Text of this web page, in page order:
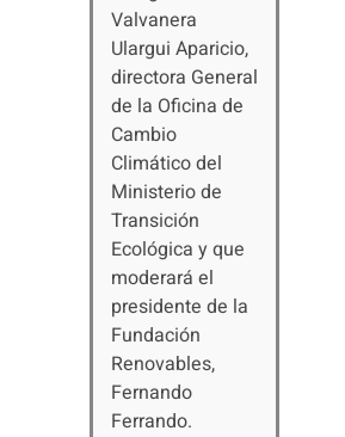
Valvanera
Ulargui Aparicio,
directora General
de la Oficina de
Cambio
Climático del
Ministerio de
Transición
Ecológica y que
moderará el
presidente de la
Fundación
Renovables,
Fernando
Ferrando.